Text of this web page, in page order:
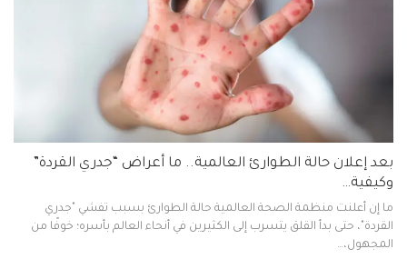
بعد إعلان حالة الطوارئ العالمية.. ما أعراض “جدري القردة”
وكيفية…
ما إن أعلنت منظمة الصحة العالمية حالة الطوارئ بسبب تفشي "جدري
القردة"، حتى بدأ القلق يتسرب إلى الكثيرين في أنحاء العالم بأسره؛ خوفًا من
المجهول،…